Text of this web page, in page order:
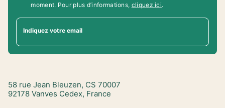
moment. Pour plus d’informations, cliquez ici.
Indiquez votre email
58 rue Jean Bleuzen, CS 70007
92178 Vanves Cedex, France